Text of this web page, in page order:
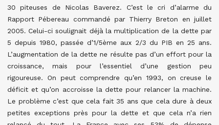
30 piteuses de Nicolas Baverez. C’est le cri d’alarme du
Rapport Pébereau commandé par Thierry Breton en juillet
2005. Celui-ci soulignait déjà la multiplication de la dette par
5 depuis 1980, passée d’1/5ème aux 2/3 du PIB en 25 ans.
L’augmentation de la dette ne résulte pas d’un effort pour la
croissance, mais pour l’essentiel d’une gestion peu
rigoureuse. On peut comprendre qu’en 1993, on creuse le
déficit et qu’on accroisse la dette pour relancer la machine.
Le problème c’est que cela fait 35 ans que cela dure à deux
petites exceptions près pour la dette et que cela n’a rien